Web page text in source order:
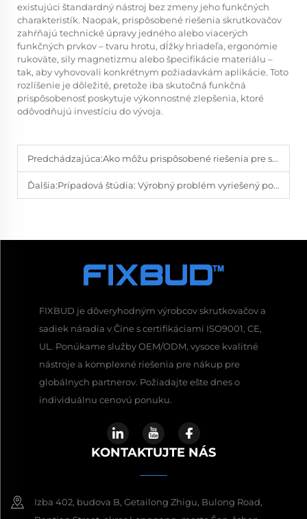
existujúci štandardný nástroj bez zmeny jeho funkčných
charakteristík. Naopak, prispôsobené riešenia skrutkovačov
zahŕňajú technické úpravy jedného alebo viacerých
funkčných prvkov – tvaru hrotu, dĺžky hriadeľa, ergonómie
rukoväte, sily magnetizmu alebo špecifikácie materiálu –
tak, aby vyhovovali konkrétnym požiadavkám aplikácie. Toto
rozlíšenie je dôležité, pretože iba skutočná funkčná
prispôsobenosť poskytuje výkonnostné zlepšenia, ktoré
odôvodňujú investíciu do vývoja.
Predchádzajúca:Ako môžu prispôsobené riešenia pre skrutkovače zvýšiť efektivitu vašej montážnej linky
Ďalšia:Prípadová štúdia: Výrobný problém vyriešený pomocou špeciálne prispôsobených rúčok na skrutkovače
FIXBUD je dôveryhodným výrobcov skrutkovačov a
sadiek náradia v Číne s certifikáciami ISO9001, CE,
UL. Ponúkame služby OEM/ODM, vysoce kvalitné
nástroje a komplexné riešenia pre nákup pre
globálnych partnerov. Požiadajte ešte dnes o
individuálnu cenovú ponuku.
KONTAKTUJTE NÁS
Izba 402, budova B, Getailong Zhigu, Bulong Road,